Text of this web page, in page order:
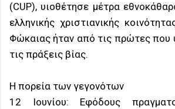
(CUP), υιοθέτησε μέτρα
ελληνικής χριστιανικής
Φώκαιας ήταν από τις πρώτες που
τις πράξεις βίας.
Η πορεία των γεγονότων
12 Ιουνίου: Εφόδους